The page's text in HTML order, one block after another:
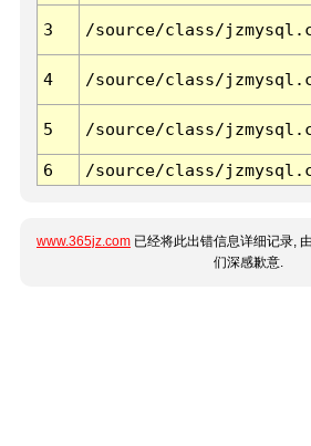
3 /source/class/
4 /source/class/
5 /source/class/
6 /source/class/
www.365jz.com 已经将此出错信息详细记录,
们深感歉意.